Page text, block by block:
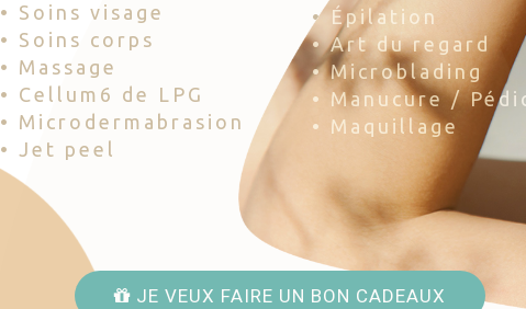
• Soins visage
• Soins corps
• Massage
• Cellum6 de LPG
• Microdermabrasion
• Jet peel
• Épilation
• Art du regard
• Microblading
• Manucure /
• Maquillage
JE VEUX FAIRE UN BON CADEAUX